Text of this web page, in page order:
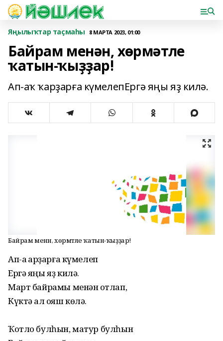
Яңылыҡтар таҫмаһы 8 МАРТА 2023, 01:00
Байрам менән, хөрмәтле
ҡатын-ҡыҙҙар!
Ап-аҡ ҡарҙарға күмелепЕргә яңы яҙ килә.
Байрам менән, хөрмәтле ҡатын-ҡыҙҙар!
Ап-аҡ ҡарҙарға күмелеп
Ергә яңы яҙ килә.
Март байрамы менән ҡотлап,
Күктә ал ҡояш көлә.
Ҡотло булһын, матур булһын